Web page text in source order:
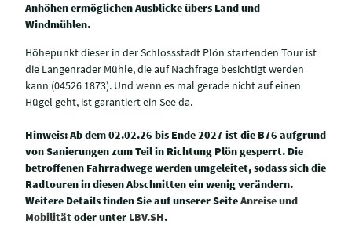
Anhöhen ermöglichen Ausblicke übers Land und
Windmühlen.
Höhepunkt dieser in der Schlossstadt Plön startenden Tour ist
die Langenrader Mühle, die auf Nachfrage besichtigt werden
kann (04526 1873). Und wenn es mal gerade nicht auf einen
Hügel geht, ist garantiert ein See da.
Hinweis: Ab dem 02.02.26 bis Ende 2027 ist die B76 aufgrund
von Sanierungen zum Teil in Richtung Plön gesperrt. Die
betroffenen Fahrradwege werden umgeleitet, sodass sich die
Radtouren in diesen Abschnitten ein wenig verändern.
Weitere Details finden Sie auf unserer SeiteAnreise und
Mobilitätoder unter LBV.SH.